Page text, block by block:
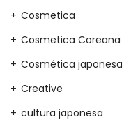
Cosmetica
Cosmetica Coreana
Cosmética japonesa
Creative
cultura japonesa